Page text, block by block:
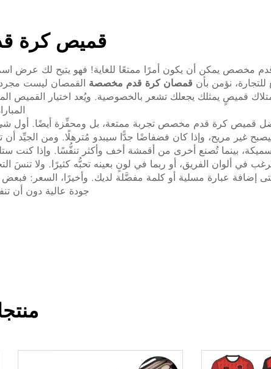
قميص كرة
مخصص يمكن أن يكون أمرًا ممتعًا للغاية! فهو يتيح لك
نؤمن بأن قمصان كرة قدم مخصصة القمصان ليست
قميصٍ يمثلك يجعلك تشعر بالخصوصية. ويُعد اختيار القميص
قميص كرة قدم مخصص تجربة ممتعة، بل ومحفِّزة أيضًا. أول
غير مريح، وإذا كان فضفاضًا جدًّا سيبدو مُترهلًا. ومن
بينما تُصنع أخرى من أقمشة أخف وأكثر تنفُّسًا. وإذا كنت
في ألوان الفريق، أو ربما في لونٍ بعينه تحبُّه كثيرًا. ولا
إضافة عبارة مسلية أو كلمة مفضَّلة لديك. وأخيرًا، السعر:
جودة عالية دون أن